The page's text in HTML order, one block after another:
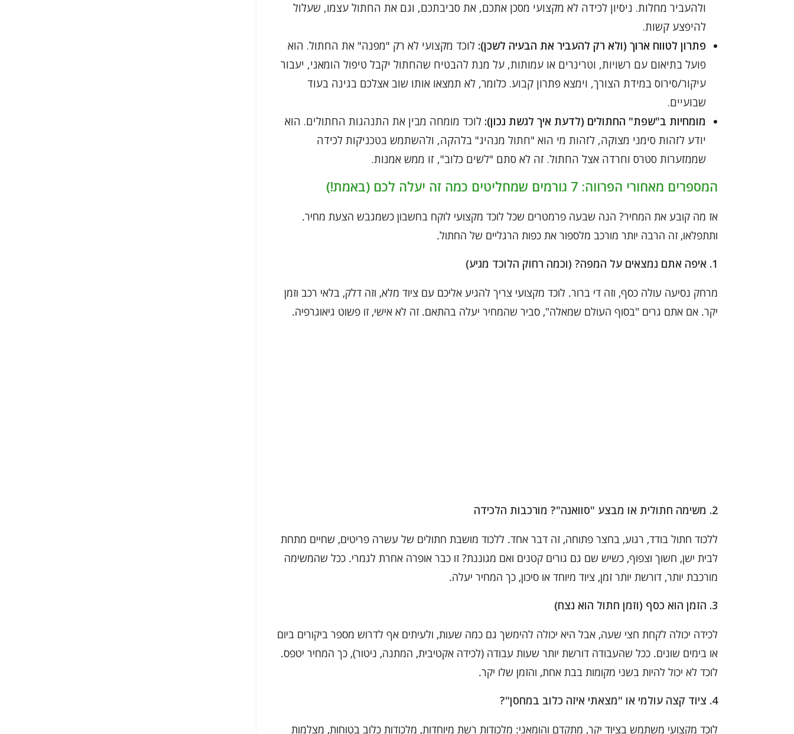
ולהעביר מחלות. ניסיון לכידה לא מקצועי מסכן אתכם, את סביבתכם, וגם את החתול עצמו, שעלול
להיפצע קשות.
פתרון לטווח ארוך (ולא רק להעביר את הבעיה לשכן): לוכד מקצועי לא רק "מפנה" את החתול. הוא
פועל בתיאום עם רשויות, וטרינרים או עמותות, על מנת להבטיח שהחתול יקבל טיפול הומאני, יעבור
עיקור/סירוס במידת הצורך, וימצא פתרון קבוע. כלומר, לא תמצאו אותו שוב אצלכם בגינה בעוד
שבועיים.
מומחיות ב"שפת" החתולים (לדעת איך לגשת נכון): לוכד מומחה מבין את התנהגות החתולים. הוא
יודע לזהות סימני מצוקה, לזהות מי הוא "חתול מנהיג" בלהקה, ולהשתמש בטכניקות לכידה
שממזערות סטרס וחרדה אצל החתול. זה לא סתם "לשים כלוב", זו ממש אמנות.
המספרים מאחורי הפרווה: 7 גורמים שמחליטים כמה זה יעלה לכם (באמת!)
אז מה קובע את המחיר? הנה שבעה פרמטרים שכל לוכד מקצועי לוקח בחשבון כשמגבש הצעת מחיר.
ותתפלאו, זה הרבה יותר מורכב מלספור את כפות הרגליים של החתול.
1. איפה אתם נמצאים על המפה? (וכמה רחוק הלוכד מגיע)
מרחק נסיעה עולה כסף, וזה די ברור. לוכד מקצועי צריך להגיע אליכם עם ציוד מלא, וזה דלק, בלאי רכב וזמן
יקר. אם אתם גרים "בסוף העולם שמאלה", סביר שהמחיר יעלה בהתאם. זה לא אישי, זו פשוט גיאוגרפיה.
2. משימה חתולית או מבצע "סוואנה"? מורכבות הלכידה
ללכוד חתול בודד, רגוע, בחצר פתוחה, זה דבר אחד. ללכוד מושבת חתולים של עשרה פריטים, שחיים מתחת
לבית ישן, חשוך וצפוף, כשיש שם גם גורים קטנים ואם מגוננת? זו כבר אופרה אחרת לגמרי. ככל שהמשימה
מורכבת יותר, דורשת יותר זמן, ציוד מיוחד או סיכון, כך המחיר יעלה.
3. הזמן הוא כסף (וזמן חתול הוא נצח)
לכידה יכולה לקחת חצי שעה, אבל היא יכולה להימשך גם כמה שעות, ולעיתים אף לדרוש מספר ביקורים ביום
או בימים שונים. ככל שהעבודה דורשת יותר שעות עבודה (לכידה אקטיבית, המתנה, ניטור), כך המחיר יטפס.
לוכד לא יכול להיות בשני מקומות בבת אחת, והזמן שלו יקר.
4. ציוד קצה עולמי או "מצאתי איזה כלוב במחסן"?
לוכד מקצועי משתמש בציוד יקר, מתקדם והומאני: מלכודות רשת מיוחדות, מלכודות כלוב בטוחות, מצלמות